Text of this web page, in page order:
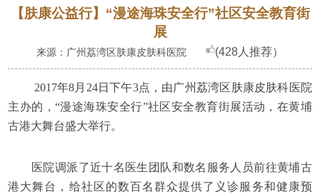
【肤康公益行】“漫途海珠安全行”社区安全教育街
展
来源：广州荔湾区肤康皮肤科医院 (428人推荐）
2017年8月24日下午3点，由广州荔湾区肤康皮肤科医院
主办的，“漫途海珠安全行”社区安全教育街展活动，在黄埔
古港大舞台盛大举行。
医院调派了近十名医生团队和数名服务人员前往黄埔古
港大舞台，给社区的数百名群众提供了义诊服务和健康预